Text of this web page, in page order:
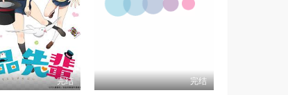
完结 完结